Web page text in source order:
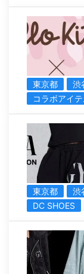
東京都 渋
コラボアイテ
東京都
渋
DC SHOES